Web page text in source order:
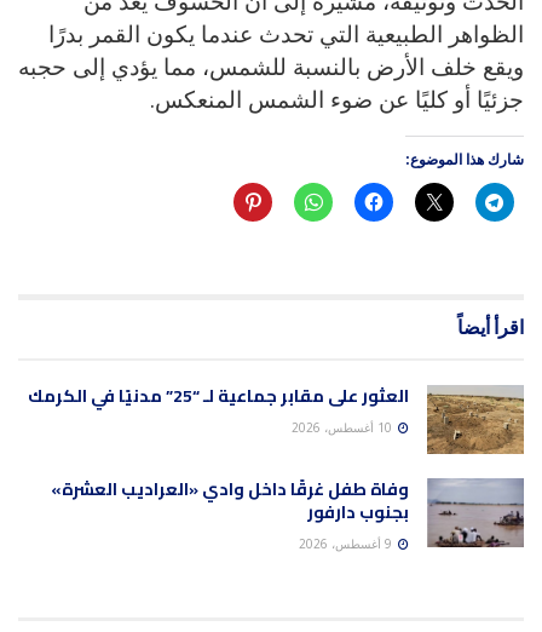
الظواهر الطبيعية التي تحدث عندما يكون القمر بدرًا
ويقع خلف الأرض بالنسبة للشمس، مما يؤدي إلى حجبه
جزئيًا أو كليًا عن ضوء الشمس المنعكس.
شارك هذا الموضوع:
اقرأ أيضاً
العثور على مقابر جماعية لـ “25” مدنيًا في الكرمك
وفاة طفل غرقًا داخل وادي «العراديب العشرة»
بجنوب دارفور